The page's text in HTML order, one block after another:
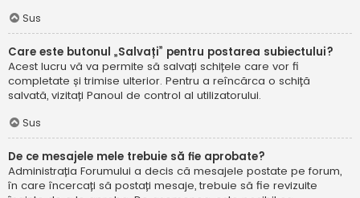
Sus
Care este butonul „Salvați” pentru postarea subiectului?
Acest lucru vă va permite să salvați schițele care vor fi
completate și trimise ulterior. Pentru a reîncărca o schiță
salvată, vizitați Panoul de control al utilizatorului.
Sus
De ce mesajele mele trebuie să fie aprobate?
Administrația Forumului a decis că mesajele postate pe forum,
în care încercați să postați mesaje, trebuie să fie revizuite